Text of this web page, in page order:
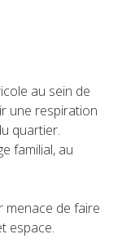
au sein de
une respiration
quartier.
familial, au
menace de faire
espace.